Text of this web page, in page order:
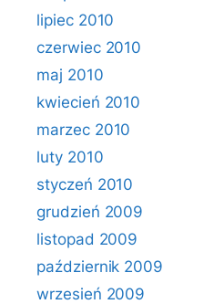
lipiec 2010
czerwiec 2010
maj 2010
kwiecień 2010
marzec 2010
luty 2010
styczeń 2010
grudzień 2009
listopad 2009
październik 2009
wrzesień 2009